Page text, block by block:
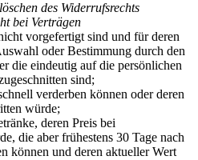
des Widerrufsrechts
bei Verträgen
vorgefertigt sind und für deren
oder Bestimmung durch den
die eindeutig auf die persönlichen
sind;
verderben können oder deren
würde;
deren Preis bei
die aber frühestens 30 Tage nach
können und deren aktueller Wert